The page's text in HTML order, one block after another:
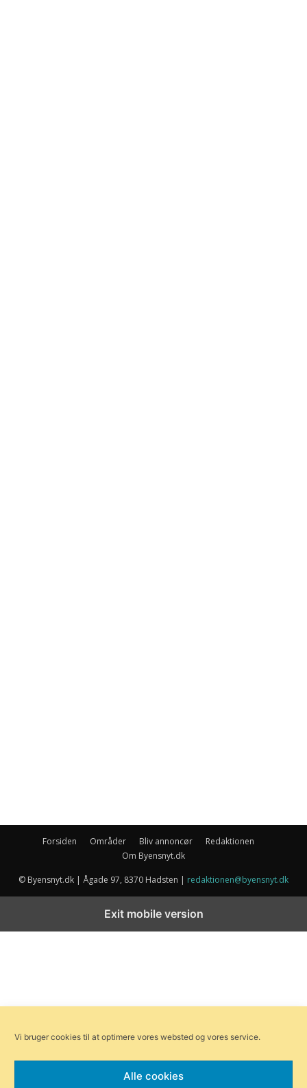
Forsiden Områder Bliv annoncør
Redaktionen
Om Byensnyt.dk
© Byensnyt.dk | Ågade 97, 8370 Hadsten | redaktionen@byensnyt.dk
Vi bruger cookies til at optimere vores websted og vores service.
Alle cookies
Exit mobile version